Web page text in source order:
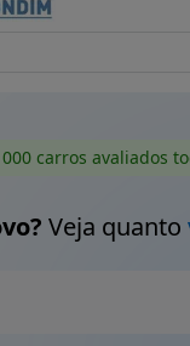
carros avaliados
Veja quanto